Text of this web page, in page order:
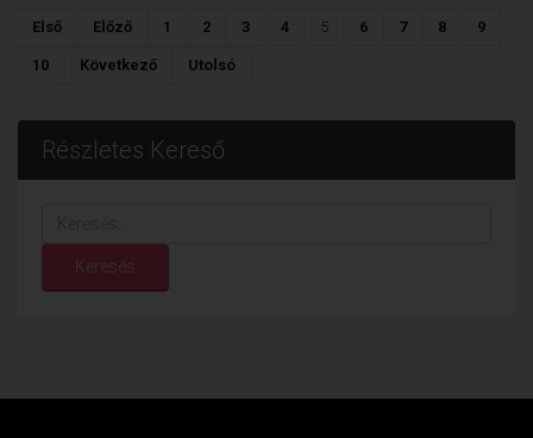
Első Előző 1 2 3 4 5 6 7 8 9
10 Következő Utolsó
Részletes Kereső
Keresés